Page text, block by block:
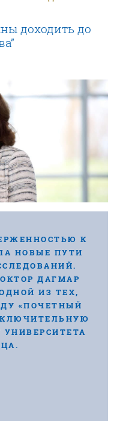
доходить до
К
НОВЫЕ ПУТИ
ДАГМАР
ИЗ ТЕХ,
«ПОЧЕТНЫЙ